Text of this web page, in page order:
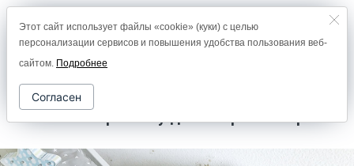
8 (800) 2000-978
Комплект в кроватку дизайнерский Серый
Этот сайт использует файлы «cookie» (куки) с целью
персонализации сервисов и повышения удобства пользования веб-
сайтом. Подробнее
Согласен